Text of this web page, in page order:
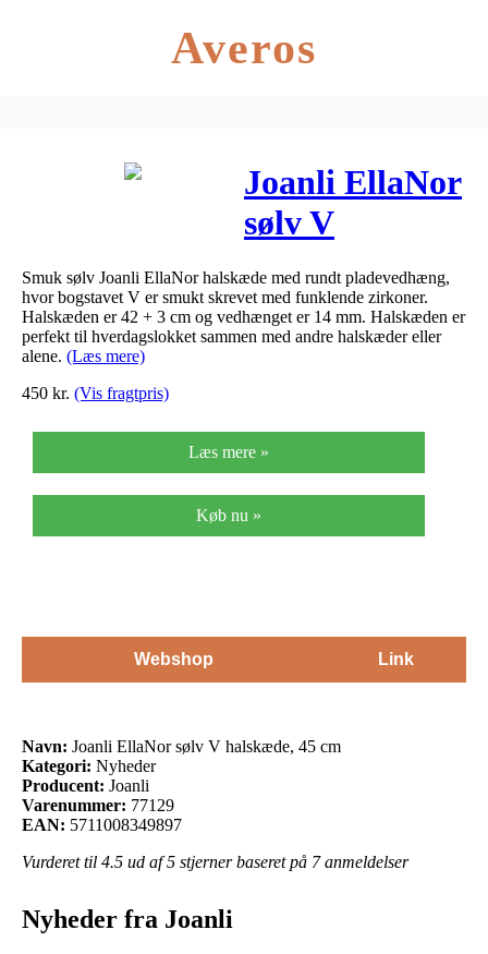
Averos
Joanli EllaNor
sølv V
halskæde, 45
cm
Smuk sølv Joanli EllaNor halskæde med rundt pladevedhæng,
hvor bogstavet V er smukt skrevet med funklende zirkoner.
Halskæden er 42 + 3 cm og vedhænget er 14 mm. Halskæden er
perfekt til hverdagslokket sammen med andre halskæder eller
alene. (Læs mere)
450 kr. (Vis fragtpris)
Læs mere »
Køb nu »
Webshop Link
Navn: Joanli EllaNor sølv V halskæde, 45 cm
Kategori: Nyheder
Producent: Joanli
Varenummer: 77129
EAN: 5711008349897
Vurderet til 4.5 ud af 5 stjerner baseret på 7anmeldelser
Nyheder fra Joanli